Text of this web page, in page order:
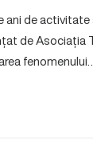
ani de activitate
de Asociația